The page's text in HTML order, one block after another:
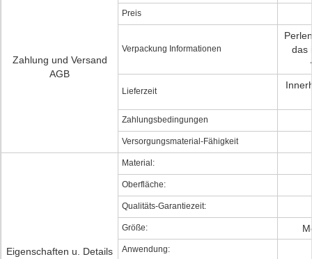
Zahlung und Versand
AGB
Preis
Verpackung Informationen
das
Lieferzeit
Zahlungsbedingungen
Versorgungsmaterial-Fähigkeit
Eigenschaften u. Details
Material:
Oberfläche:
Qualitäts-Garantiezeit:
Größe:
Anwendung: